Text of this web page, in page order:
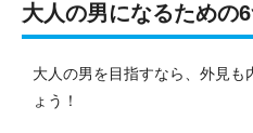
大人の男になるための
大人の男を目指すなら、外見も
ょう！